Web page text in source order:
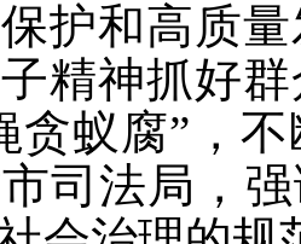
护和高质
精神抓好
贪蚁腐”，
司法局，